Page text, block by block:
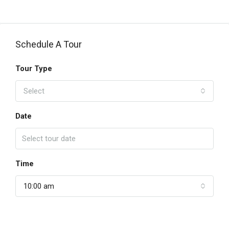
Schedule A Tour
Tour Type
Select
Date
Time
10:00 am